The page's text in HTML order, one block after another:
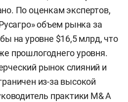
объединения
бизнеса, выхода на
расходов. На
сделки проходят
игроками при
аудиторов и
По оценкам экспертов,
объем рынка за
на уровне $16,5 млрд, что
прошлогоднего уровня.
рынок слияний и
из-за высокой
практики M& A